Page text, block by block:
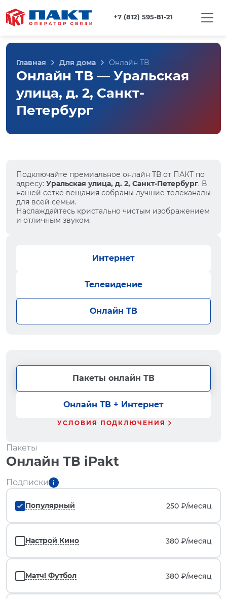
+7 (812) 595-81-21
Главная Для дома Онлайн ТВ
Онлайн ТВ — Уральская
улица, д. 2, Санкт-
Петербург
Подключайте премиальное онлайн ТВ от ПАКТ по
адресу: Уральская улица, д. 2, Санкт-Петербург. В
нашей сетке вещания собраны лучшие телеканалы
для всей семьи.
Наслаждайтесь кристально чистым изображением
и отличным звуком.
Интернет
Телевидение
Онлайн ТВ
Пакеты онлайн ТВ
Онлайн ТВ + Интернет
УСЛОВИЯ ПОДКЛЮЧЕНИЯ
Пакеты
Онлайн ТВ iPakt
Подписки
Популярный 250 ₽/месяц
Настрой Кино 380 ₽/месяц
Матч! Футбол 380 ₽/месяц